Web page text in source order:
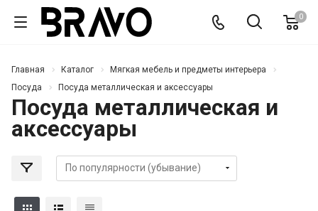
0
Главная Каталог
Мягкая мебель и предметы интерьера
Посуда
Посуда металлическая и аксессуары
Посуда металлическая и
аксессуары